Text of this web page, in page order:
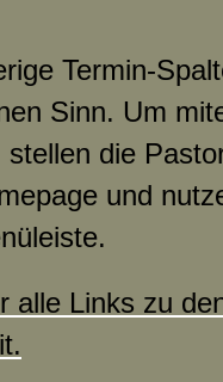
Termin-
Sinn. Um
die
und
alle Links zu